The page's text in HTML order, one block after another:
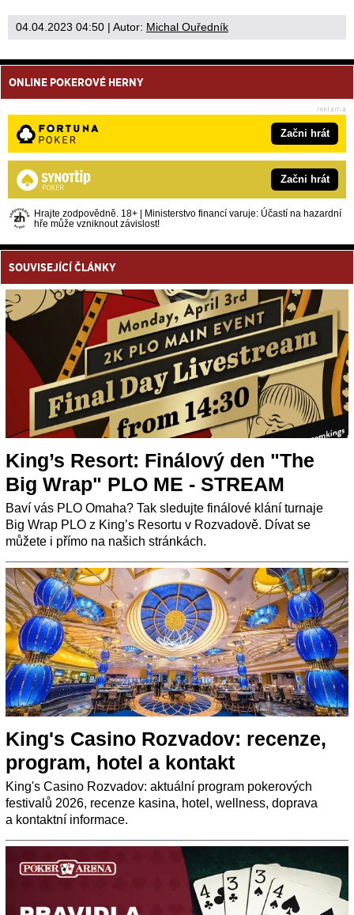
04.04.2023 04:50 | Autor: Michal Ouředník
ONLINE POKEROVÉ HERNY
Začni hrát
Začni hrát
Hrajte zodpovědně. 18+ | Ministerstvo financí varuje: Účastí na hazardní
hře může vzniknout závislost!
SOUVISEJÍCÍ ČLÁNKY
King’s Resort: Finálový den "The
Big Wrap" PLO ME - STREAM
Baví vás PLO Omaha? Tak sledujte finálové klání turnaje
Big Wrap PLO z King’s Resortu v Rozvadově. Dívat se
můžete i přímo na našich stránkách.
King's Casino Rozvadov: recenze,
program, hotel a kontakt
King's Casino Rozvadov: aktuální program pokerových
festivalů 2026, recenze kasina, hotel, wellness, doprava
a kontaktní informace.